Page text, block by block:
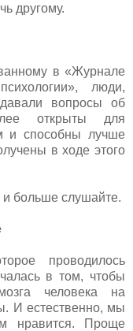
другому.
в «Журнале
люди,
вопросы об
открыты для
и способны лучше
в ходе этого
больше слушайте.
проводилось
в том, чтобы
человека на
И естественно, мы
нравится. Проще